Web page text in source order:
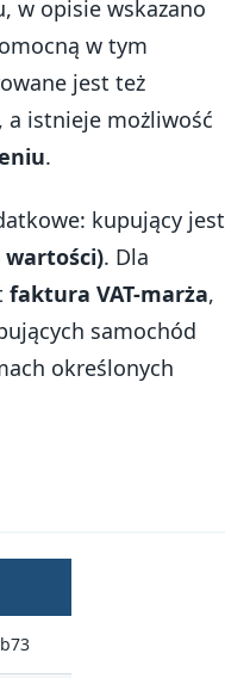
w opisie wskazano
w tym
jest też
, a istnieje możliwość
.
kupujący jest
wartości). Dla
faktura VAT-marża,
samochód
określonych